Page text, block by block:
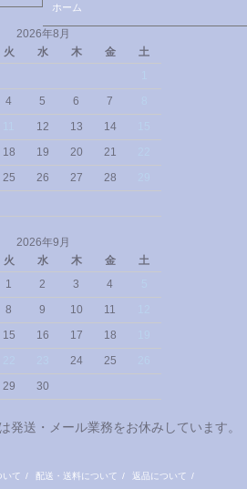
ホーム
2026年8月
火 水 木 金
土
4 5 6 7
12 13 14
18 19 20 21
25 26 27 28
2026年9月
火 水 木 金
土
1
2 3 4
8 9 10 11
15 16 17 18
24 25
29 30
は発送・メール業務をお休みしています。
いて / 配送・送料について / 返品について /